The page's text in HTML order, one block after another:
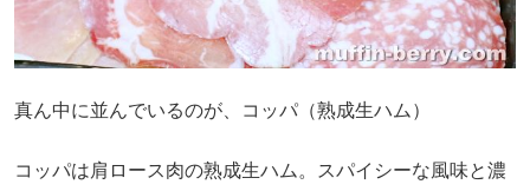
真ん中に並んでいるのが、コッパ（熟成生ハム）
コッパは肩ロース肉の熟成生ハム。スパイシーな風味と濃